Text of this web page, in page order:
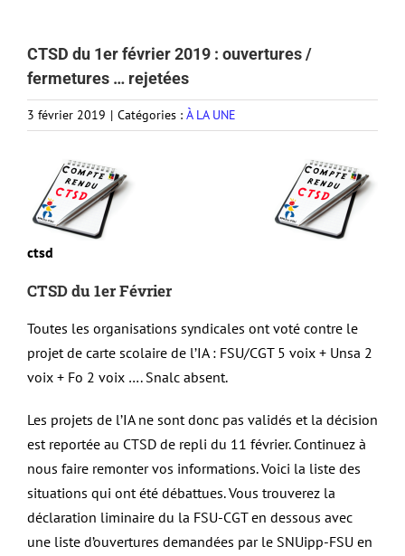
CTSD du 1er février 2019 : ouvertures /
fermetures … rejetées
3 février 2019 | Catégories : À LA UNE
ctsd
CTSD du 1er Février
Toutes les organisations syndicales ont voté contre le
projet de carte scolaire de l’IA : FSU/CGT 5 voix + Unsa 2
voix + Fo 2 voix …. Snalc absent.
Les projets de l’IA ne sont donc pas validés et la décision
est reportée au CTSD de repli du 11 février. Continuez à
nous faire remonter vos informations. Voici la liste des
situations qui ont été débattues. Vous trouverez la
déclaration liminaire du la FSU-CGT en dessous avec
une liste d’ouvertures demandées par le SNUipp-FSU en